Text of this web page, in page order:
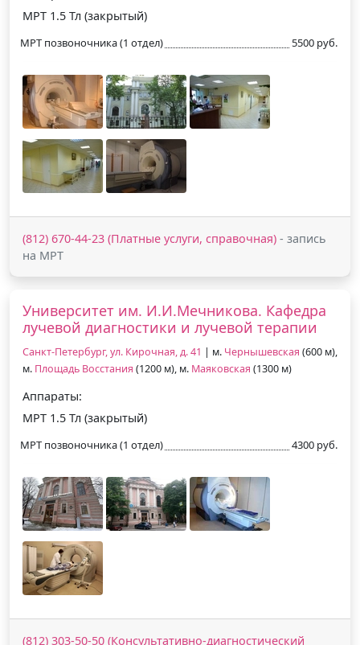
МРТ 1.5 Тл (закрытый)
МРТ позвоночника (1 отдел) 5500 руб.
(812) 670-44-23 (Платные услуги, справочная) - запись
на МРТ
Университет им. И.И.Мечникова. Кафедра
лучевой диагностики и лучевой терапии
Санкт-Петербург, ул. Кирочная, д. 41 | м. Чернышевская (600 м),
м. Площадь Восстания (1200 м), м. Маяковская (1300 м)
Аппараты:
МРТ 1.5 Тл (закрытый)
МРТ позвоночника (1 отдел) 4300 руб.
(812) 303-50-50 (Консультативно-диагностический